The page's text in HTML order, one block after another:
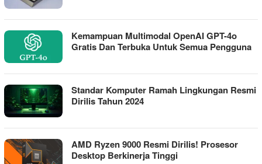
Kemampuan Multimodal OpenAI GPT-4o
Gratis Dan Terbuka Untuk Semua Pengguna
Standar Komputer Ramah Lingkungan Resmi
Dirilis Tahun 2024
AMD Ryzen 9000 Resmi Dirilis! Prosesor
Desktop Berkinerja Tinggi